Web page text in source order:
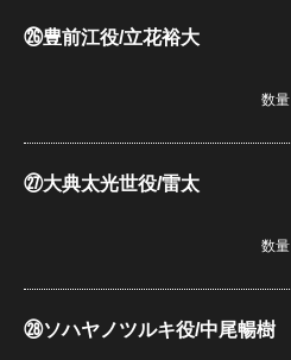
㉖豊前江役/立花裕大
数量
㉗大典太光世役/雷太
数量
㉘ソハヤノツルキ役/中尾暢樹